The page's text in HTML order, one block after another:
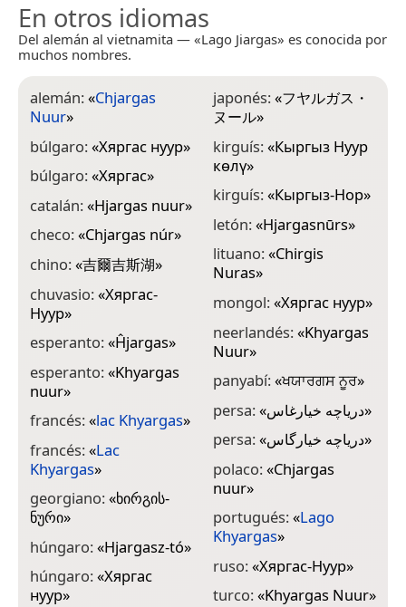
En otros idiomas
Del alemán al vietnamita — «Lago Jiargas» es conocida por
muchos nombres.
alemán:«Chjargas
Nuur»
búlgaro:«Хяргас нуур»
búlgaro:«Хяргас»
catalán:«Hjargas nuur»
checo:«Chjargas núr»
chino:«吉爾吉斯湖»
chuvasio:«Хяргас-
Нуур»
esperanto:«Ĥjargas»
esperanto:«Khyargas
nuur»
francés:«lac Khyargas»
francés:«Lac
Khyargas»
georgiano:«ხირგის-
ნური»
húngaro:«Hjargasz-tó»
húngaro:«Хяргас
нуур»
japonés:«フヤルガス・
ヌール»
kirguís:«Кыргыз Нуур
көлү»
kirguís:«Кыргыз-Нор»
letón:«Hjargasnūrs»
lituano:«Chirgis
Nuras»
mongol:«Хяргас нуур»
neerlandés:«Khyargas
Nuur»
panyabí:«ਖਯਾਰਗਸ ਨੂਰ»
persa:«دریاچه خیارغاس»
persa:«دریاچه خیارگاس»
polaco:«Chjargas
nuur»
portugués:«Lago
Khyargas»
ruso:«Хяргас-Нуур»
turco:«Khyargas Nuur»